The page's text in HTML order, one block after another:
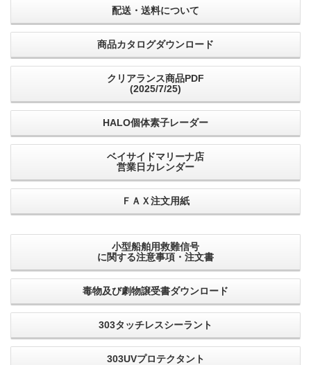
配送・送料について
商品カタログダウンロード
クリアランス商品PDF
(2025/7/25)
HALO個体素子レーダー
ベイサイドマリーナ店
営業日カレンダー
ＦＡＸ注文用紙
小型船舶用救難信号
に関する注意事項・注文書
毒物及び劇物譲受書ダウンロード
303タッチレスシーラント
303UVプロテクタント